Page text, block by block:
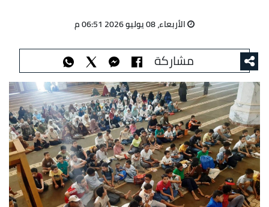
الأربعاء، 08 يوليو 2026 06:51 م
مشاركة